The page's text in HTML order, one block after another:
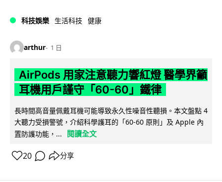
科技娛樂 生活科技 健康
arthur 1 日
AirPods 用家注意聽力響紅燈 醫學界籲
耳機用戶謹守「60-60」鐵律
長時間高音量佩戴耳機可能導致永久性噪音性聽損。本文盤點 4
大聽力受損警號，介紹科學護耳的「60-60 原則」及 Apple 內
置防護功能，...
閱讀全文
20 分享